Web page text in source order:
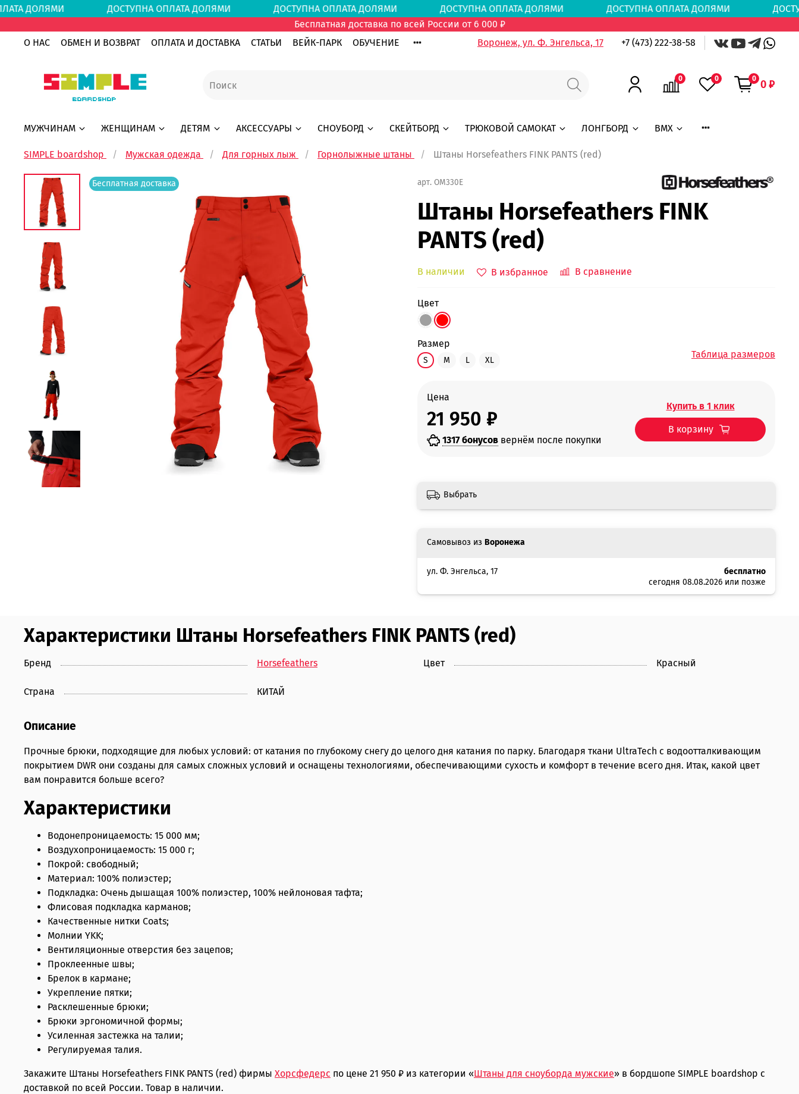
ДОЛЯМИ ДОСТУПНА ОПЛАТА ДОЛЯМИ ДОСТУПНА ОПЛАТА ДОЛЯМИ ДОСТУПНА ОПЛАТА ДОЛЯМИ ДОСТУПНА ОПЛАТА ДОЛЯМИ
Бесплатная доставка по всей России от 6 000 ₽
О НАС
ОБМЕН И ВОЗВРАТ ОПЛАТА И ДОСТАВКА СТАТЬИ ВЕЙК-ПАРК ОБУЧЕНИЕ Воронеж, ул. Ф. Энгельса, 17 +7 (473) 222-38-58
0 0 0 0 ₽
МУЖЧИНАМ ЖЕНЩИНАМ ДЕТЯМ АКСЕССУАРЫ СНОУБОРД СКЕЙТБОРД ТРЮКОВОЙ САМОКАТ ЛОНГБОРД BMX
SIMPLE boardshop Мужская одежда Для горных лыж Горнолыжные штаны Штаны Horsefeathers FINK PANTS (red)
Бесплатная доставка арт. OM330E
Штаны Horsefeathers FINK
PANTS (red)
В наличии В избранное В сравнение
цвет
размер
S M L XL Таблица размеров
Цена
21 950 ₽
1317 бонусов вернём после покупки
Купить в 1 клик
В корзину
Самовывоз из Воронежа
ул. Ф. Энгельса, 17
бесплатно
сегодня 08.08.2026 или позже
Выбрать
Характеристики Штаны Horsefeathers FINK PANTS (red)
Бренд Horsefeathers Цвет Красный
Страна КИТАЙ
Описание
Прочные брюки, подходящие для любых условий: от катания по глубокому снегу до целого дня катания по парку. Благодаря ткани UltraTech с водоотталкивающим
покрытием DWR они созданы для самых сложных условий и оснащены технологиями, обеспечивающими сухость и комфорт в течение всего дня. Итак, какой цвет
вам понравится больше всего?
Характеристики
Водонепроницаемость: 15 000 мм;
Воздухопроницаемость: 15 000 г;
Покрой: свободный;
Материал: 100% полиэстер;
Подкладка: Очень дышащая 100% полиэстер, 100% нейлоновая тафта;
Флисовая подкладка карманов;
Качественные нитки Coats;
Молнии YKK;
Вентиляционные отверстия без зацепов;
Проклеенные швы;
Брелок в кармане;
Укрепление пятки;
Расклешенные брюки;
Брюки эргономичной формы;
Усиленная застежка на талии;
Регулируемая талия.
Закажите Штаны Horsefeathers FINK PANTS (red) фирмы Хорсфедерс по цене 21 950 ₽ из категории «Штаны для сноуборда мужские» в бордшопе SIMPLE boardshop с
доставкой по всей России. Товар в наличии.